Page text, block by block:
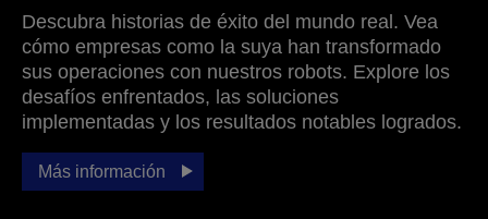
Descubra historias de éxito del mundo real. Vea
cómo empresas como la suya han transformado
sus operaciones con nuestros robots. Explore los
desafíos enfrentados, las soluciones
implementadas y los resultados notables logrados.
Más información